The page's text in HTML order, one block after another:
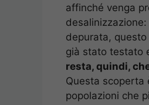
affinché venga
desalinizzazione:
depurata,
già stato testato
resta, quindi,
Questa scoperta
popolazioni che